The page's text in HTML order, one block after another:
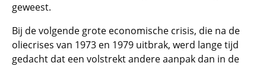
geweest.
Bij de volgende grote economische crisis, die na de
oliecrises van 1973 en 1979 uitbrak, werd lange tijd
gedacht dat een volstrekt andere aanpak dan in de